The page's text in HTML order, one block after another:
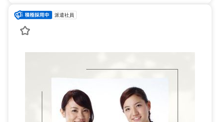
派遣社員